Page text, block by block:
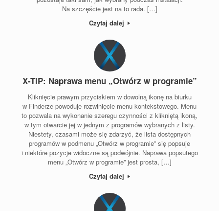
Na szczęście jest na to rada. […]
Czytaj dalej
X-TIP: Naprawa menu „Otwórz w programie”
Kliknięcie prawym przyciskiem w dowolną ikonę na biurku
w Finderze powoduje rozwinięcie menu kontekstowego. Menu
to pozwala na wykonanie szeregu czynności z klikniętą ikoną,
w tym otwarcie jej w jednym z programów wybranych z listy.
Niestety, czasami może się zdarzyć, że lista dostępnych
programów w podmenu „Otwórz w programie” się popsuje
i niektóre pozycje widoczne są podwójnie. Naprawa popsutego
menu „Otwórz w programie” jest prosta, […]
Czytaj dalej